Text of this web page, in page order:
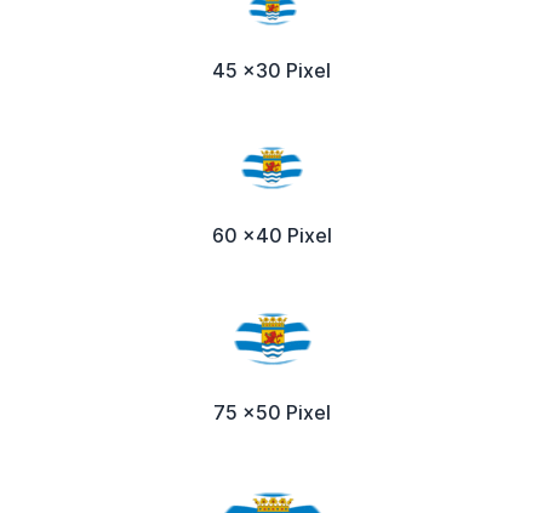
45 x30 Pixel
60 x40 Pixel
75 x50 Pixel